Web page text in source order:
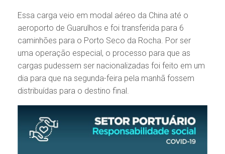
Essa carga veio em modal aéreo da China até o
aeroporto de Guarulhos e foi transferida para 6
caminhões para o Porto Seco da Rocha. Por ser
uma operação especial, o processo para que as
cargas pudessem ser nacionalizadas foi feito em um
dia para que na segunda-feira pela manhã fossem
distribuídas para o destino final.